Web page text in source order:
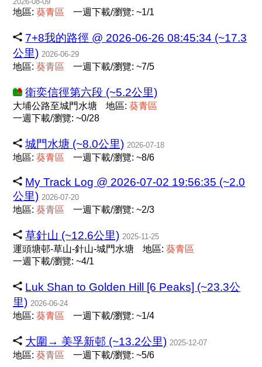
地區:葵青區 一週下載/瀏覽: ~1/1
7+8我的路徑 @ 2026-06-26 08:45:34 (~17.3
公里) 2026-06-29
地區:葵青區 一週下載/瀏覽: ~7/5
衛奕信徑第六段 (~5.2公里)
大埔公路至城門水塘 地區:葵青區
一週下載/瀏覽: ~0/28
城門水塘 (~8.0公里) 2026-07-18
地區:葵青區 一週下載/瀏覽: ~8/6
My Track Log @ 2026-07-02 19:56:35 (~2.0
公里) 2026-07-20
地區:葵青區 一週下載/瀏覽: ~2/3
草針山 (~12.6公里) 2025-11-25
運頭塘邨-草山-針山-城門水塘 地區:葵青區
一週下載/瀏覽: ~4/1
Luk Shan to Golden Hill [6 Peaks] (~23.3公
里) 2026-06-24
地區:葵青區 一週下載/瀏覽: ~1/4
大圍→ 美孚新邨 (~13.2公里) 2025-12-07
地區:葵青區 一週下載/瀏覽: ~5/6